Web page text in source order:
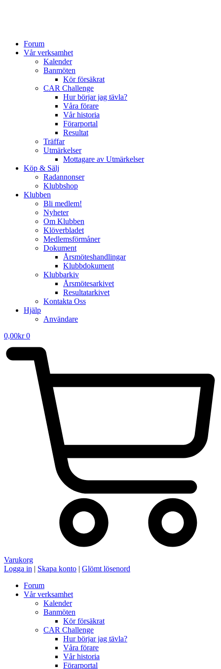
Forum
Vår verksamhet
Kalender
Banmöten
Kör försäkrat
CAR Challenge
Hur börjar jag tävla?
Våra förare
Vår historia
Förarportal
Resultat
Träffar
Utmärkelser
Mottagare av Utmärkelser
Köp & Sälj
Radannonser
Klubbshop
Klubben
Bli medlem!
Nyheter
Om Klubben
Klöverbladet
Medlemsförmåner
Dokument
Årsmöteshandlingar
Klubbdokument
Klubbarkiv
Årsmötesarkivet
Resultatarkivet
Kontakta Oss
Hjälp
Användare
0,00kr 0
Varukorg
Logga in | Skapa konto | Glömt lösenord
Forum
Vår verksamhet
Kalender
Banmöten
Kör försäkrat
CAR Challenge
Hur börjar jag tävla?
Våra förare
Vår historia
Förarportal